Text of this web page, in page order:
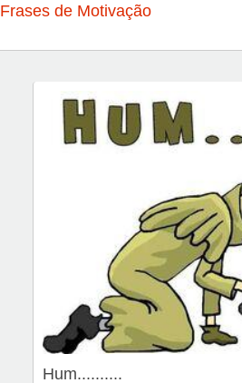
Frases de Motivação
Hum..........